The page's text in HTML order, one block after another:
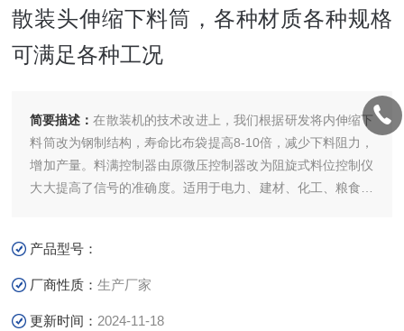
散装头伸缩下料筒，各种材质各种规格
可满足各种工况
简要描述：在散装机的技术改进上，我们根据研发将内伸缩下
料筒改为钢制结构，寿命比布袋提高8-10倍，减少下料阻力，
增加产量。料满控制器由原微压控制器改为阻旋式料位控制仪
大大提高了信号的准确度。适用于电力、建材、化工、粮食等
伸缩下料筒，各种材质各种规格可满足各种工况
产品型号：
厂商性质：生产厂家
更新时间： 2024-11-18